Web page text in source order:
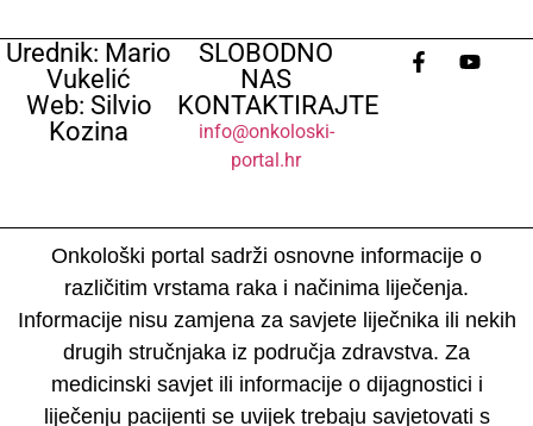
Urednik: Mario
Vukelić
Web: Silvio
Kozina
SLOBODNO
NAS
KONTAKTIRAJTE
info@onkoloski-
portal.hr
Onkološki portal sadrži osnovne informacije o
različitim vrstama raka i načinima liječenja.
Informacije nisu zamjena za savjete liječnika ili nekih
drugih stručnjaka iz područja zdravstva. Za
medicinski savjet ili informacije o dijagnostici i
liječenju pacijenti se uvijek trebaju savjetovati s